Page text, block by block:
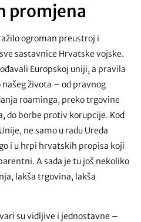
promjena
ogroman preustroj i
sastavnice Hrvatske vojske.
Europskoj uniji, a pravila
života – od pravnog
roaminga, preko trgovine
do borbe protiv korupcije. Kod
ne samo u radu Ureda
i u hrpi hrvatskih propisa koji
A sada je tu još nekoliko
lakša trgovina, lakša
su vidljive i jednostavne –